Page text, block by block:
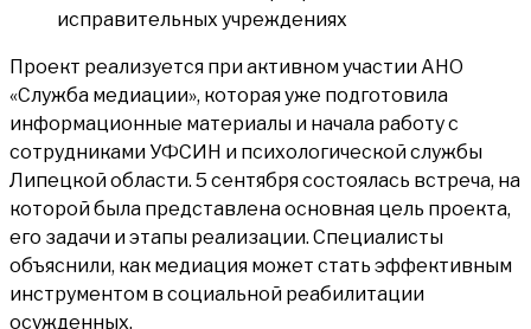
Проект реализуется при активном участии АНО
«Служба медиации», которая уже подготовила
информационные материалы и начала работу с
сотрудниками УФСИН и психологической службы
Липецкой области. 5 сентября состоялась встреча, на
которой была представлена основная цель проекта,
его задачи и этапы реализации. Специалисты
объяснили, как медиация может стать эффективным
инструментом в социальной реабилитации
осужденных.